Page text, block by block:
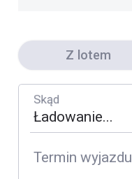
Z lotem
Skąd
Termin wyjazdu